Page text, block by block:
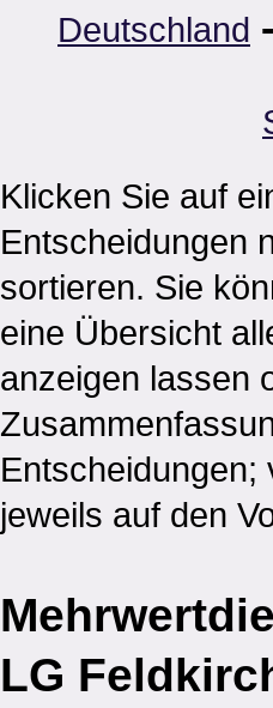
Deutschland
Klicken Sie auf
Entscheidungen
sortieren. Sie
eine Übersicht
anzeigen lassen
Entscheidungen;
jeweils auf den
LG